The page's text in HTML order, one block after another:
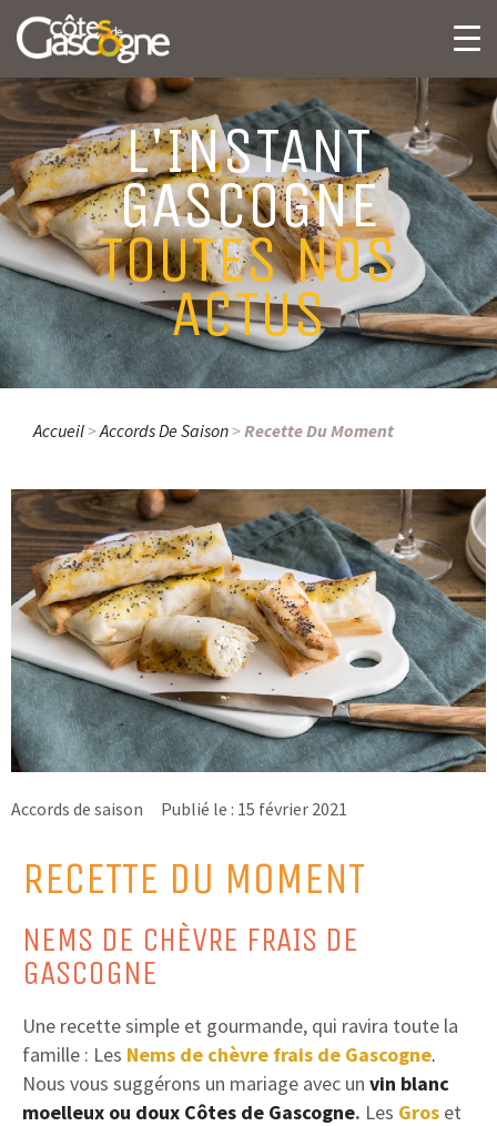
L'INSTANT
GASCOGNE
TOUTES NOS
ACTUS
Accueil >Accords De Saison >Recette Du Moment
Accords de saison Publié le : 15 février 2021
RECETTE DU MOMENT
NEMS DE CHÈVRE FRAIS DE
GASCOGNE
Une recette simple et gourmande, qui ravira toute la
famille : Les Nems de chèvre frais de Gascogne.
Nous vous suggérons un mariage avec un vin blanc
moelleux ou doux Côtes de Gascogne. Les Gros et